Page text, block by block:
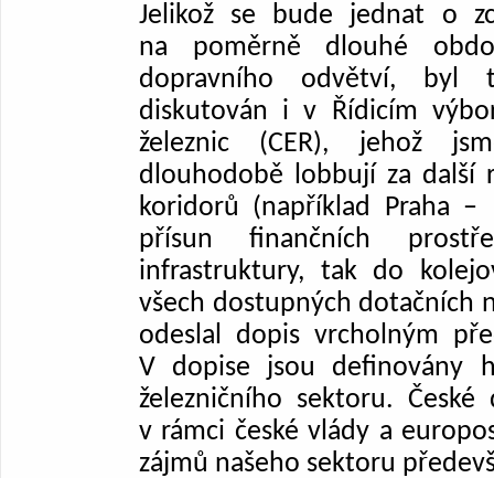
Jelikož se bude jednat o
na poměrně dlouhé
dopravního odvětví, byl
diskutován i v Řídicím
železnic (CER), jehož
dlouhodobě lobbují za další
koridorů (například Praha
přísun finančních
infrastruktury, tak do
všech dostupných dotačních
odeslal dopis vrcholným
V dopise jsou definovány
železničního sektoru.
v rámci české vlády a
zájmů našeho sektoru